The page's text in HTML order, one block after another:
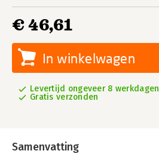
€ 46,61
In winkelwagen
Levertijd ongeveer 8 werkdagen
Gratis verzonden
Samenvatting